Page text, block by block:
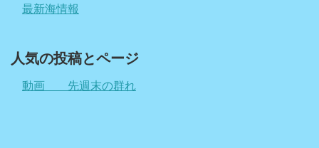
最新海情報
人気の投稿とページ
動画 先週末の群れ